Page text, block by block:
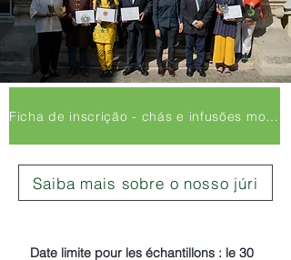
Ficha de inscrição - chás e infusões monovarietais
Saiba mais sobre o nosso júri
Date limite pour les échantillons : le 30